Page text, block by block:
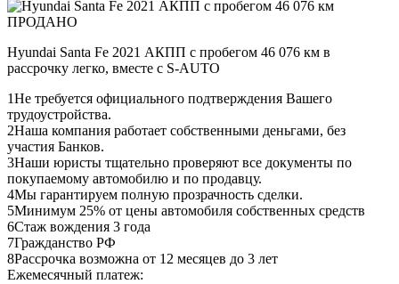
ПРОДАНО
Hyundai Santa Fe 2021 АКПП с пробегом 46 076 км в
рассрочку легко, вместе с S-AUTO
1Не требуется официального подтверждения Вашего
трудоустройства.
2Наша компания работает собственными деньгами, без
участия Банков.
3Наши юристы тщательно проверяют все документы по
покупаемому автомобилю и по продавцу.
4Мы гарантируем полную прозрачность сделки.
5Минимум 25% от цены автомобиля собственных средств
6Стаж вождения 3 года
7Гражданство РФ
8Рассрочка возможна от 12 месяцев до 3 лет
Ежемесячный платеж: